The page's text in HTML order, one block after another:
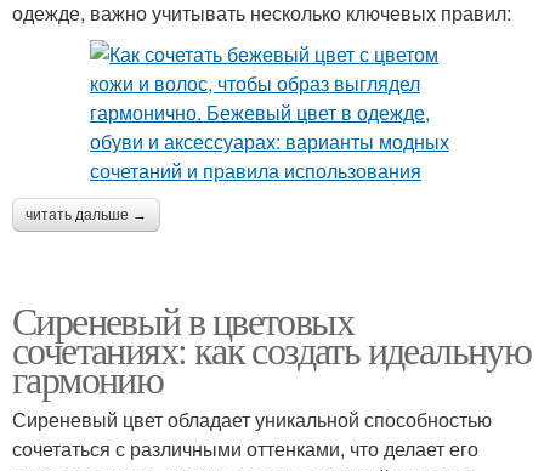
одежде, важно учитывать несколько ключевых правил:
читать дальше →
Сиреневый в цветовых
сочетаниях: как создать идеальную
гармонию
Сиреневый цвет обладает уникальной способностью
сочетаться с различными оттенками, что делает его